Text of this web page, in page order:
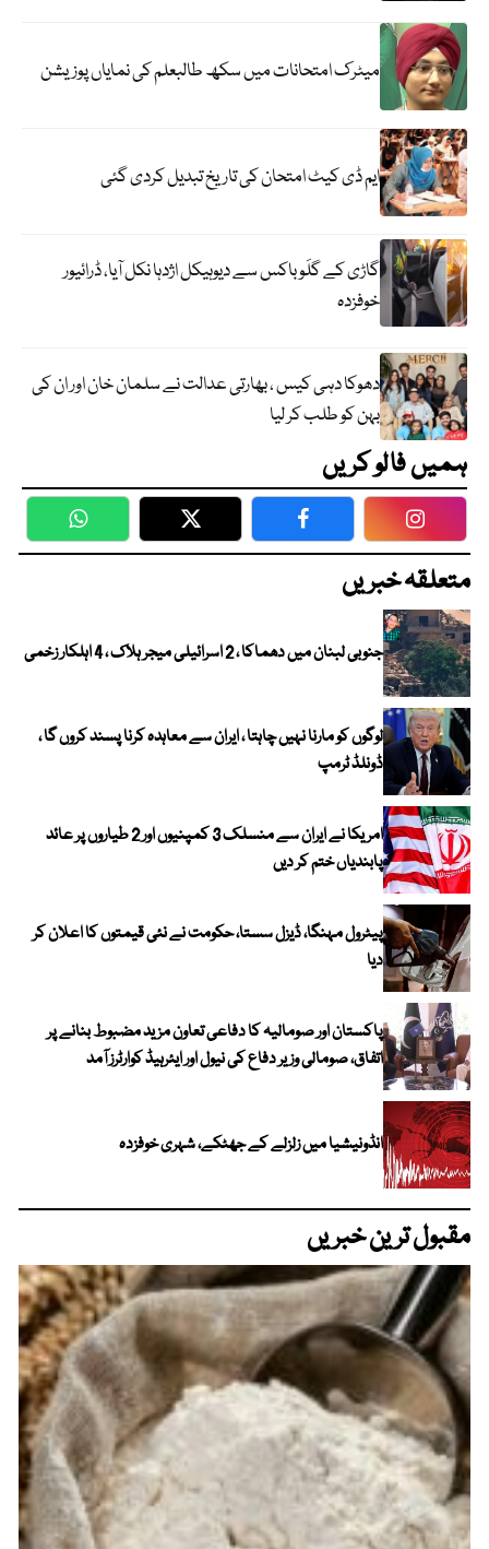
میٹرک امتحانات میں سکھ طالبعلم کی نمایاں پوزیشن
ایم ڈی کیٹ امتحان کی تاریخ تبدیل کردی گئی
گاڑی کے گلَو باکس سے دیوہیکل اژدہا نکل آیا، ڈرائیور
خوفزدہ
دھوکا دہی کیس ، بھارتی عدالت نے سلمان خان اور ان کی
بہن کو طلب کر لیا
ہمیں فالو کریں
WhatsApp Twitter Facebook
متعلقہ خبریں
جنوبی لبنان میں دھماکا ، 2 اسرائیلی میجر ہلاک ، 4 اہلکار زخمی
لوگوں کو مارنا نہیں چاہتا ، ایران سے معاہدہ کرنا پسند کروں گا ،
ڈونلڈ ٹرمپ
امریکا نے ایران سے منسلک 3 کمپنیوں اور 2 طیاروں پر عائد
پابندیاں ختم کر دیں
پیٹرول مہنگا، ڈیزل سستا، حکومت نے نئی قیمتوں کا اعلان کر
دیا
پاکستان اور صومالیہ کا دفاعی تعاون مزید مضبوط بنانے پر
اتفاق، صومالی وزیر دفاع کی نیول اور ایئرہیڈ کوارٹرز آمد
انڈونیشیا میں زلزلے کے جھٹکے، شہری خوفزدہ
مقبول ترین خبریں